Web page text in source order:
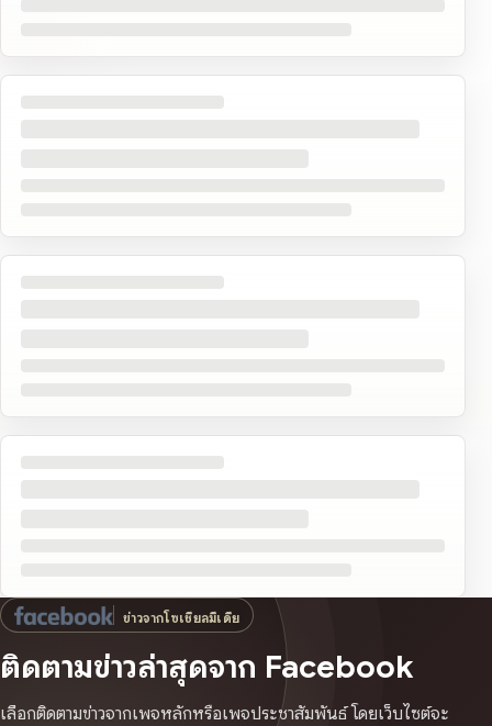
ข่าวจากโซเชียลมีเดีย
ติดตามข่าวล่าสุดจาก Facebook
เลือกติดตามข่าวจากเพจหลักหรือเพจประชาสัมพันธ์ โดยเว็บไซต์จะ